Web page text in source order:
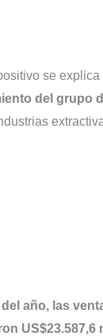
se
del grupo
año, las
US$23.587,6